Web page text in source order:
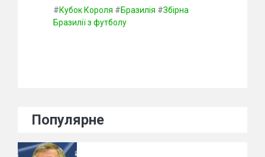
#Кубок Короля #Бразилія #Збірна
Бразилії з футболу
Популярне